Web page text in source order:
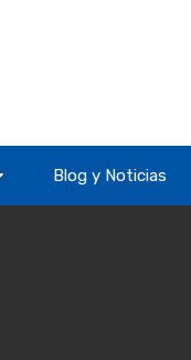
Blog y Noticias